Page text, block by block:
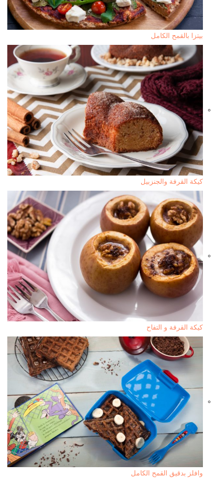
بيتزا بالقمح الكامل
كيكة القرفة والجنزبيل
كيكة القرفة و التفاح
وافلز بدقيق القمح الكامل